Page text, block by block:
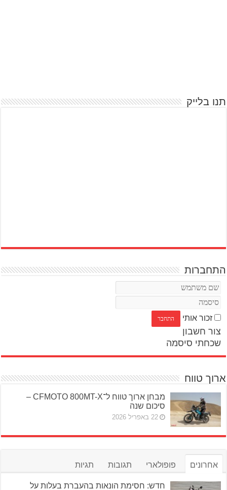
תנו בלייק
התחברות
זכור אותי
צור חשבון
שכחתי סיסמה
ארוך טווח
מבחן ארוך טווח ל־CFMOTO 800MT-X –
סיכום שנה
22 באפריל 2026
אחרונים פופולארי תגובות תגיות
חדש: חסימת הונאות בהעברת בעלות על